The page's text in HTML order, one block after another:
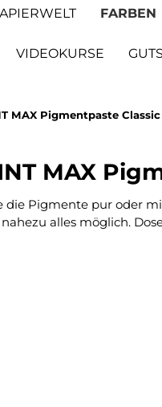
FARBEN
VIDEOKURSE
MAX Pigmentpaste
MAX
die Pigmente pur oder
alles möglich.